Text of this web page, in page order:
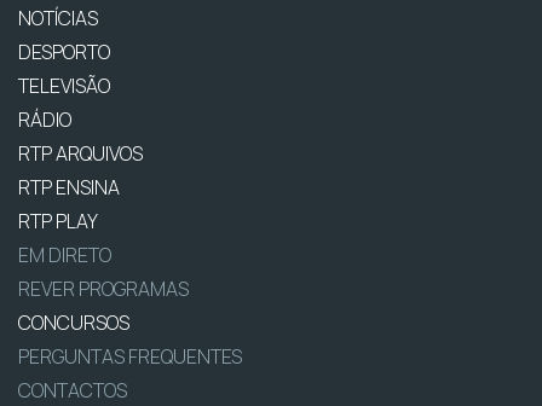
NOTÍCIAS
DESPORTO
TELEVISÃO
RÁDIO
RTP ARQUIVOS
RTP ENSINA
RTP PLAY
EM DIRETO
REVER PROGRAMAS
CONCURSOS
PERGUNTAS FREQUENTES
CONTACTOS